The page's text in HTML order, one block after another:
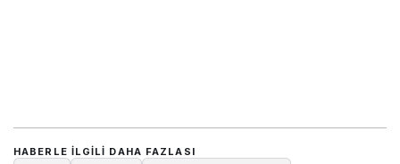
HABERLE ILGILI DAHA FAZLASI